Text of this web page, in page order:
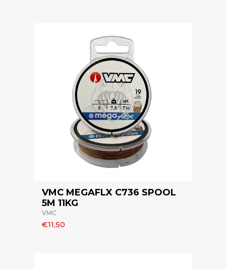
VMC MEGAFLX C736 SPOOL
5M 11KG
VMC
€11,50